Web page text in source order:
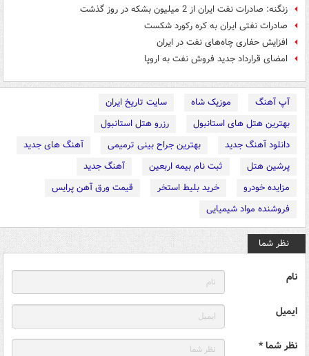
زنگنه: صادرات نفت ایران از 2 میلیون بشکه در روز گذشت
صادرات نفتی ایران به کره رکورد شکست
افزایش حفاری چاه‌های نفت در ایران
امضای قرارداد جدید فروش نفت به اروپا
آپ آهنگ موزیک شاه
سایت تاریخ ایران
بهترین هتل های استانبول
رزرو هتل استانبول
دانلود آهنگ جدید
بهترین جراح بینی ترمیمی
آهنگ های جدید
پرشین هتل
ثبت نام بیمه اربعین
آهنگ جدید
مزایده خودرو
خرید بلیط استخر
قیمت ورق آهن پرایس
فروشنده مواد شیمیایی
نظر شما
نام
ایمیل
نظر شما *